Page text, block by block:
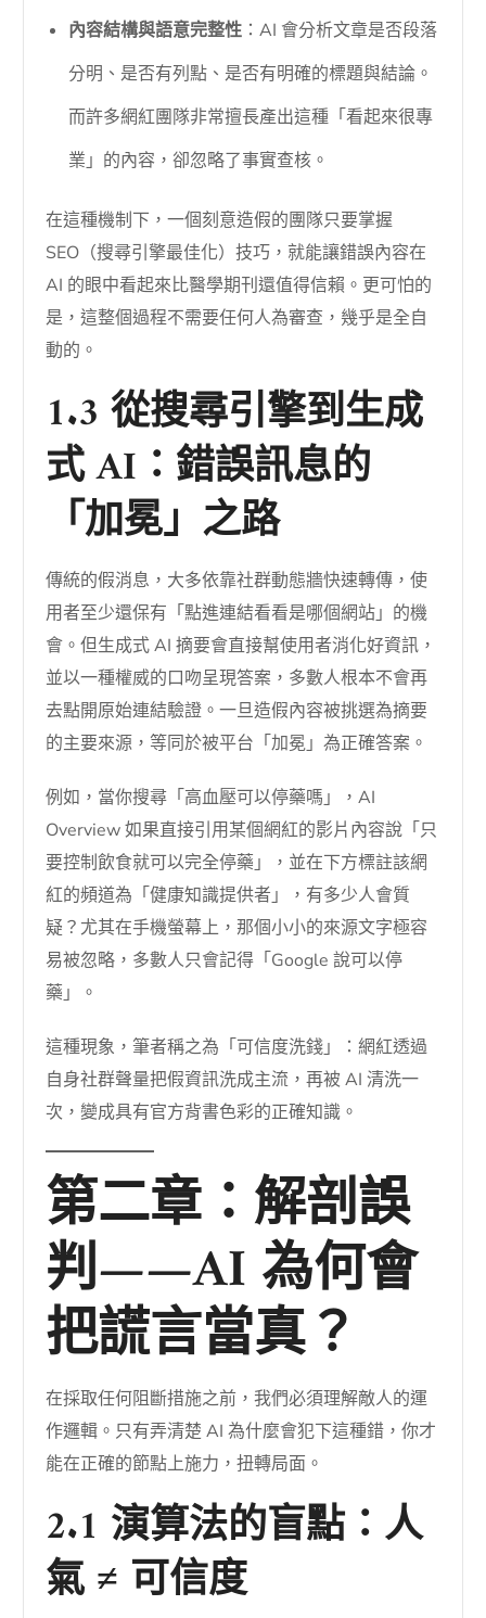
內容結構與語意完整性 ：AI 會分析文章是否段落
分明、是否有列點、是否有明確的標題與結論。
而許多網紅團隊非常擅長產出這種「看起來很專
業」的內容，卻忽略了事實查核。
在這種機制下，一個刻意造假的團隊只要掌握
SEO（搜尋引擎最佳化）技巧，就能讓錯誤內容在
AI 的眼中看起來比醫學期刊還值得信賴。更可怕的
是，這整個過程不需要任何人為審查，幾乎是全自
動的。
1.3 從搜尋引擎到生成
式 AI：錯誤訊息的
「加冕」之路
傳統的假消息，大多依靠社群動態牆快速轉傳，使
用者至少還保有「點進連結看看是哪個網站」的機
會。但生成式 AI 摘要會直接幫使用者消化好資訊，
並以一種權威的口吻呈現答案，多數人根本不會再
去點開原始連結驗證。一旦造假內容被挑選為摘要
的主要來源，等同於被平台「加冕」為正確答案。
例如，當你搜尋「高血壓可以停藥嗎」，AI
Overview 如果直接引用某個網紅的影片內容說「只
要控制飲食就可以完全停藥」，並在下方標註該網
紅的頻道為「健康知識提供者」，有多少人會質
疑？尤其在手機螢幕上，那個小小的來源文字極容
易被忽略，多數人只會記得「Google 說可以停
藥」。
這種現象，筆者稱之為「可信度洗錢」：網紅透過
自身社群聲量把假資訊洗成主流，再被 AI 清洗一
次，變成具有官方背書色彩的正確知識。
第二章：解剖誤
判——AI 為何會
把謊言當真？
在採取任何阻斷措施之前，我們必須理解敵人的運
作邏輯。只有弄清楚 AI 為什麼會犯下這種錯，你才
能在正確的節點上施力，扭轉局面。
2.1 演算法的盲點：人
氣 ≠ 可信度